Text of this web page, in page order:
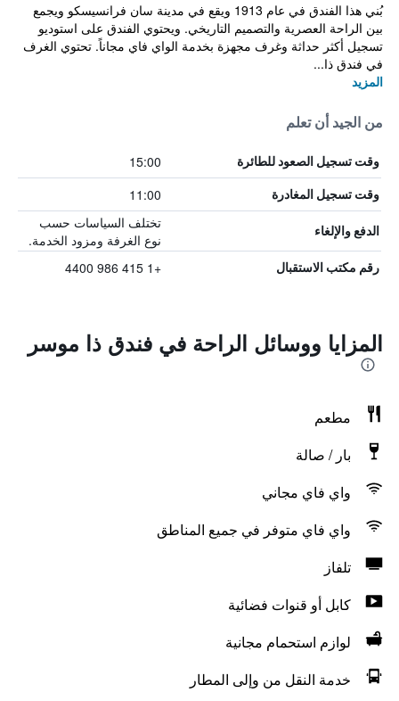
بُني هذا الفندق في عام 1913 ويقع في مدينة سان فرانسيسكو ويجمع
بين الراحة العصرية والتصميم التاريخي. ويحتوي الفندق على استوديو
تسجيل أكثر حداثة وغرف مجهزة بخدمة الواي فاي مجاناً. تحتوي الغرف
في فندق ذا...
المزيد
من الجيد أن تعلم
وقت تسجيل الصعود للطائرة 15:00
وقت تسجيل المغادرة 11:00
الدفع والإلغاء
تختلف السياسات حسب
نوع الغرفة ومزود الخدمة.
رقم مكتب الاستقبال +1 415 986 4400
المزايا ووسائل الراحة في فندق ذا موسر
مطعم
بار / صالة
واي فاي مجاني
واي فاي متوفر في جميع المناطق
تلفاز
كابل أو قنوات فضائية
لوازم استحمام مجانية
خدمة النقل من وإلى المطار